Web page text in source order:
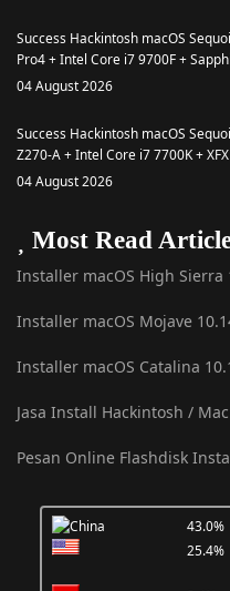
Success Hackintosh macOS
Pro4 + Intel Core i7 9700F +
04 August 2026
Success Hackintosh macOS
Z270-A + Intel Core i7 7700K +
04 August 2026
Most Read
Installer macOS High Sierra
Installer macOS Mojave
Installer macOS Catalina
Jasa Install Hackintosh / Mac
Pesan Online Flashdisk
43.0%
25.4%